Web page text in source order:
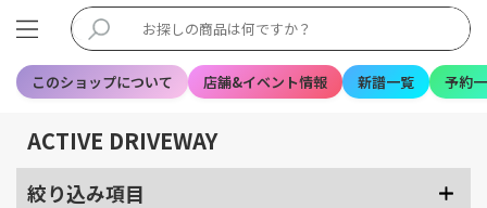
このショップについて 店舗&イベント情報 新譜一覧 予約
ACTIVE DRIVEWAY
絞り込み項目